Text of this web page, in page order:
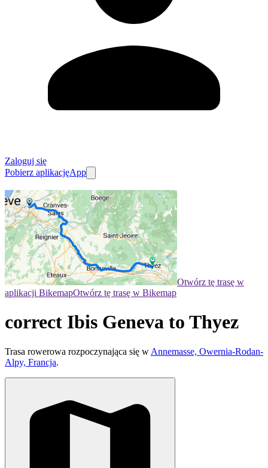
Zaloguj się
Pobierz aplikacjęApp
Otwórz tę trasę w
aplikacji BikemapOtwórz tę trasę w Bikemap
correct Ibis Geneva to Thyez
Trasa rowerowa rozpoczynająca się w Annemasse, Owernia-Rodan-
Alpy, Francja.